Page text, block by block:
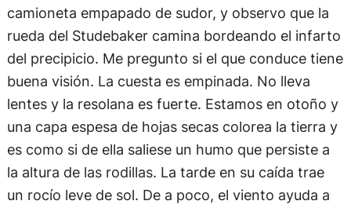
camioneta empapado de sudor, y observo que la
rueda del Studebaker camina bordeando el infarto
del precipicio. Me pregunto si el que conduce tiene
buena visión. La cuesta es empinada. No lleva
lentes y la resolana es fuerte. Estamos en otoño y
una capa espesa de hojas secas colorea la tierra y
es como si de ella saliese un humo que persiste a
la altura de las rodillas. La tarde en su caída trae
un rocío leve de sol. De a poco, el viento ayuda a